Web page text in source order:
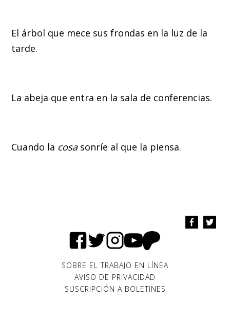
El árbol que mece sus frondas en la luz de la
tarde.
La abeja que entra en la sala de conferencias.
Cuando la cosasonríe al que la piensa.
SOBRE EL TRABAJO EN LÍNEA
AVISO DE PRIVACIDAD
SUSCRIPCIÓN A BOLETINES